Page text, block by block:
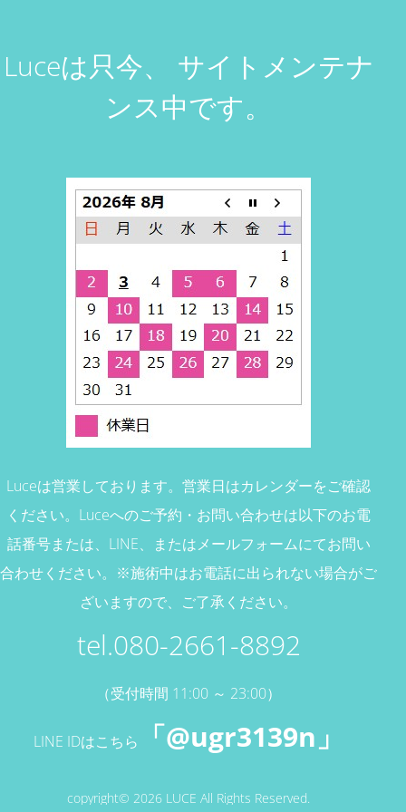
Luceは只今、
サイトメンテナ
ンス中です。
Luceは営業しております。営業日はカレンダーをご確認
ください。 Luceへのご予約・お問い合わせは以下のお電
話番号または、 LINE、またはメールフォームにてお問い
合わせください。 ※施術中はお電話に出られない場合がご
ざいますので、ご了承ください。
tel.080-2661-8892
（受付時間 11:00 ～ 23:00）
LINE IDはこちら 「@ugr3139n」
copyright© 2026 LUCE All Rights Reserved.